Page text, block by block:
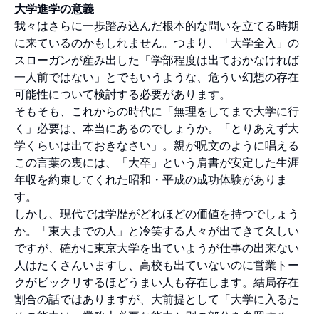
大学進学の意義
我々はさらに一歩踏み込んだ根本的な問いを立てる時期
に来ているのかもしれません。つまり、「大学全入」の
スローガンが産み出した「学部程度は出ておかなければ
一人前ではない」とでもいうような、危うい幻想の存在
可能性について検討する必要があります。
そもそも、これからの時代に「無理をしてまで大学に行
く」必要は、本当にあるのでしょうか。「とりあえず大
学くらいは出ておきなさい」。親が呪文のように唱える
この言葉の裏には、「大卒」という肩書が安定した生涯
年収を約束してくれた昭和・平成の成功体験がありま
す。
しかし、現代では学歴がどれほどの価値を持つでしょう
か。「東大までの人」と冷笑する人々が出てきて久しい
ですが、確かに東京大学を出ていようが仕事の出来ない
人はたくさんいますし、高校も出ていないのに営業トー
クがビックリするほどうまい人も存在します。結局存在
割合の話ではありますが、大前提として「大学に入るた